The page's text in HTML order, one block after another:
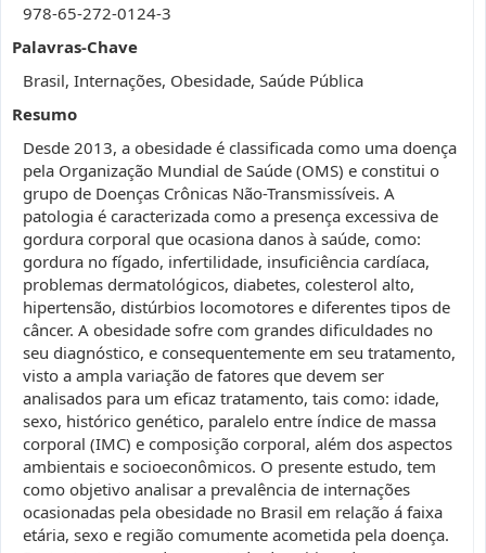
978-65-272-0124-3
Palavras-Chave
Brasil, Internações, Obesidade, Saúde Pública
Resumo
Desde 2013, a obesidade é classificada como uma doença
pela Organização Mundial de Saúde (OMS) e constitui o
grupo de Doenças Crônicas Não-Transmissíveis. A
patologia é caracterizada como a presença excessiva de
gordura corporal que ocasiona danos à saúde, como:
gordura no fígado, infertilidade, insuficiência cardíaca,
problemas dermatológicos, diabetes, colesterol alto,
hipertensão, distúrbios locomotores e diferentes tipos de
câncer. A obesidade sofre com grandes dificuldades no
seu diagnóstico, e consequentemente em seu tratamento,
visto a ampla variação de fatores que devem ser
analisados para um eficaz tratamento, tais como: idade,
sexo, histórico genético, paralelo entre índice de massa
corporal (IMC) e composição corporal, além dos aspectos
ambientais e socioeconômicos. O presente estudo, tem
como objetivo analisar a prevalência de internações
ocasionadas pela obesidade no Brasil em relação á faixa
etária, sexo e região comumente acometida pela doença.